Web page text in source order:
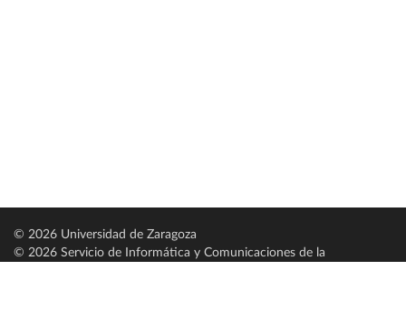
© 2026 Universidad de Zaragoza
© 2026 Servicio de Informática y Comunicaciones de la